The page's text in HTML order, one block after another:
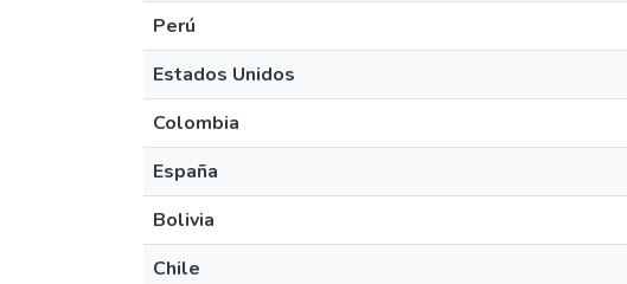
Perú
Estados Unidos
Colombia
España
Bolivia
Chile